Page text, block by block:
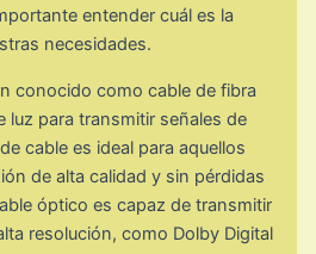
entender cuál es la
necesidades.
conocido como cable de fibra
luz para transmitir señales de
cable es ideal para aquellos
de alta calidad y sin pérdidas
óptico es capaz de transmitir
resolución, como Dolby Digital